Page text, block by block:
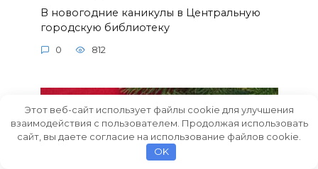
В новогодние каникулы в Центральную
городскую библиотеку
0 812
Этот веб-сайт использует файлы cookie для улучшения
взаимодействия с пользователем. Продолжая использовать
сайт, вы даете согласие на использование файлов cookie.
OK